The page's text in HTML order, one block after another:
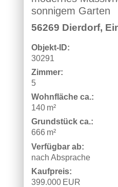
sonnigem Garten
56269 Dierdorf,
Objekt-ID:
30291
Zimmer:
5
Wohnfläche ca.:
140 m²
Grund­stück ca.:
666 m²
Verfügbar ab:
nach Absprache
Kaufpreis:
399.000 EUR